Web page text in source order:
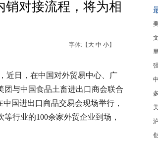
销对接流程，将为相
字体:【 大 中 小】
日，在中国对外贸易中心、广
团与中国食品土畜进出口商会联合
国进出口商品交易会现场举行，
行业的100余家外贸企业到场，